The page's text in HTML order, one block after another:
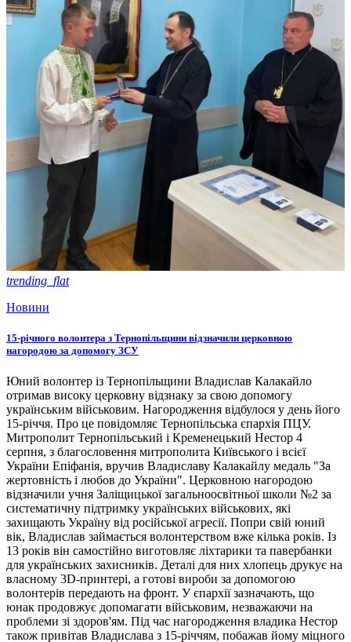
trending_flat
Новини
15-річного волонтера з Тернопільщини відзначили церковною
нагородою за допомогу ЗСУ
Юний волонтер із Тернопільщини Владислав Калакайло
отримав високу церковну відзнаку за свою допомогу
українським військовим. Нагородження відбулося у день його
15-річчя. Про це повідомляє Тернопільська єпархія ПЦУ.
Митрополит Тернопільський і Кременецький Нестор 4
серпня, з благословення митрополита Київського і всієї
України Епіфанія, вручив Владиславу Калакайлу медаль "За
жертовність і любов до України". Церковною нагородою
відзначили учня Заліщицької загальноосвітньої школи №2 за
систематичну підтримку українських військових, які
захищають Україну від російської агресії. Попри свій юний
вік, Владислав займається волонтерством вже кілька років. Із
13 років він самостійно виготовляє ліхтарики та павербанки
для українських захисників. Деталі для них хлопець друкує на
власному 3D-принтері, а готові вироби за допомогою
волонтерів передають на фронт. У єпархії зазначають, що
юнак продовжує допомагати військовим, незважаючи на
проблеми зі здоров'ям. Під час нагородження владика Нестор
також привітав Владислава з 15-річчям, побажав йому міцного